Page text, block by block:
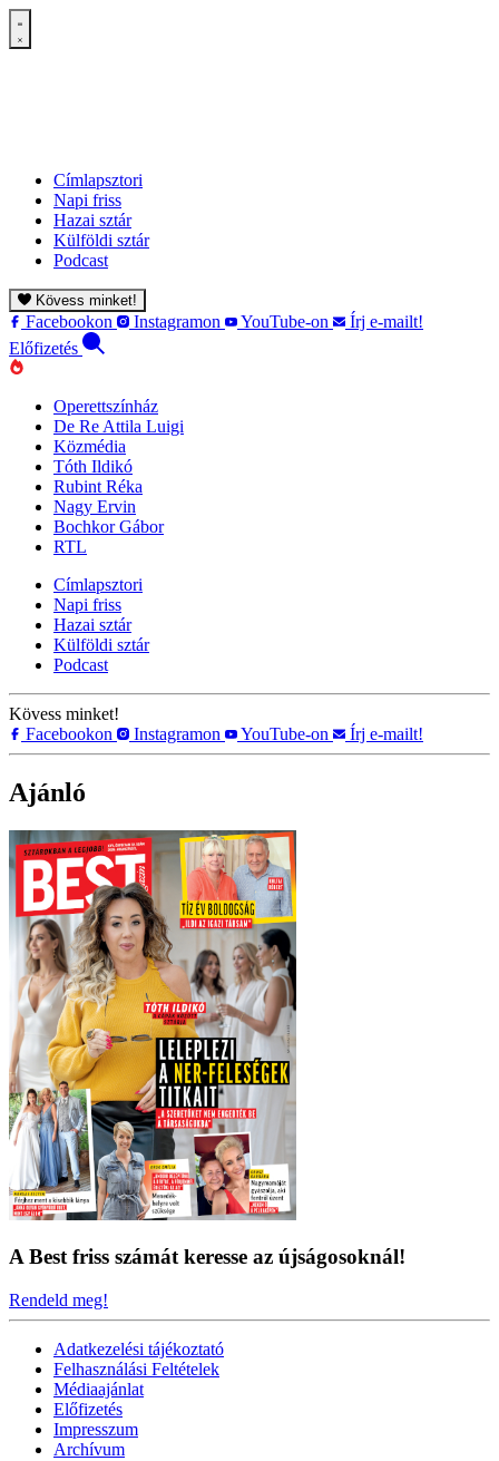
Címlapsztori
Napi friss
Hazai sztár
Külföldi sztár
Podcast
Kövess minket!
Facebookon Instagramon YouTube-on
Írj e-mailt!
Előfizetés
Operettszínház
De Re Attila Luigi
Közmédia
Tóth Ildikó
Rubint Réka
Nagy Ervin
Bochkor Gábor
RTL
Címlapsztori
Napi friss
Hazai sztár
Külföldi sztár
Podcast
Kövess minket!
Facebookon
Instagramon YouTube-on Írj e-mailt!
Ajánló
A Best friss számát keresse az újságosoknál!
Rendeld meg!
Adatkezelési tájékoztató
Felhasználási Feltételek
Médiaajánlat
Előfizetés
Impresszum
Archívum